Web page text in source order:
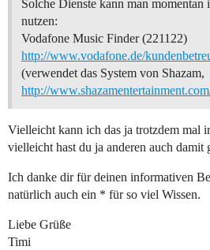
Solche Dienste kann man
nutzen:
Vodafone Music Finder (221122)
http://www.vodafone.de/
(verwendet das System von Shazam,
http://
Vielleicht kann ich das ja trotzdem mal
vielleicht hast du ja anderen auch damit
Ich danke dir für deinen informativen
natürlich auch ein * für so viel Wissen.
Liebe Grüße
Timi